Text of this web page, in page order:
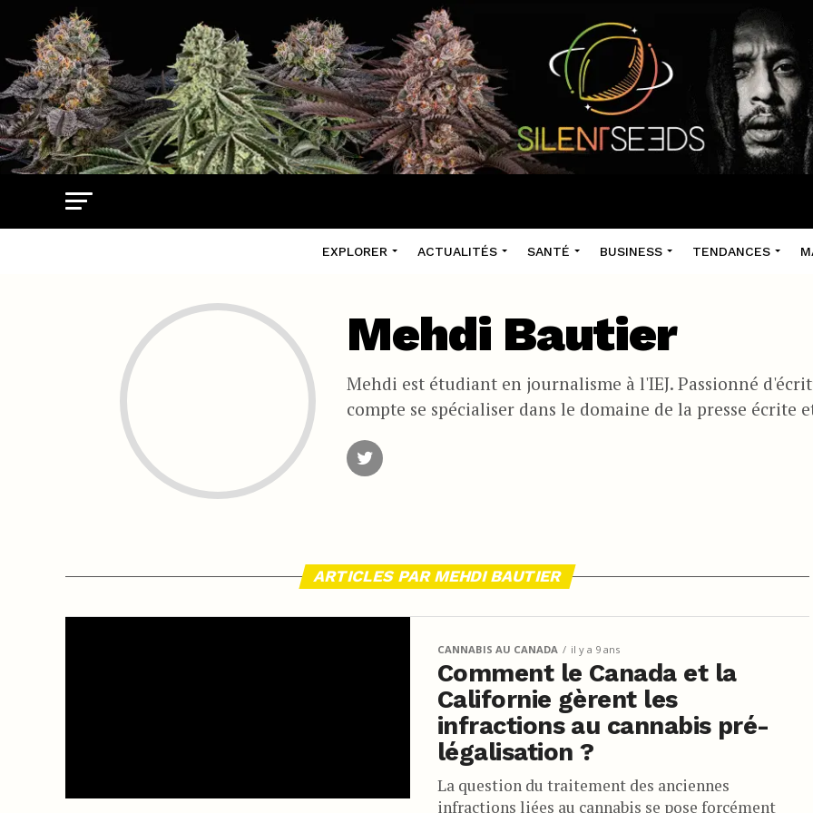
EXPLORER ACTUALITÉS SANTÉ BUSINESS TENDANCES
Mehdi Bautier
Mehdi est étudiant en journalisme à l'IEJ. Passionné
compte se spécialiser dans le domaine de la presse écrite
ARTICLES PAR MEHDI BAUTIER
CANNABIS AU CANADA il y a 9 ans
Comment le Canada et la
Californie gèrent les
infractions au cannabis pré-
légalisation ?
La question du traitement des anciennes
infractions liées au cannabis se pose forcément